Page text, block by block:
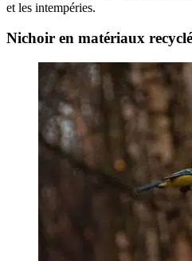
et les intempéries.
Nichoir en matériaux